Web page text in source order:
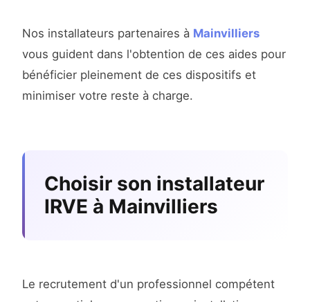
Nos installateurs partenaires à Mainvilliers
vous guident dans l'obtention de ces aides pour
bénéficier pleinement de ces dispositifs et
minimiser votre reste à charge.
Choisir son installateur
IRVE à Mainvilliers
Le recrutement d'un professionnel compétent